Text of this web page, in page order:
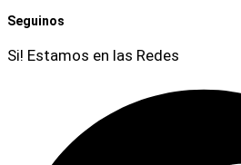
Seguinos
Si! Estamos en las Redes